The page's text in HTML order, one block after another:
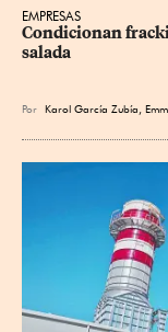
EMPRESAS
Condicionan
salada
Por Karol García Zubía